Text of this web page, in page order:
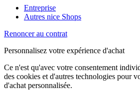
Entreprise
Autres nice Shops
Renoncer au contrat
Personnalisez votre expérience d'achat
Ce n'est qu'avec votre consentement
des cookies et d'autres technologies pour
d'achat personnalisée.